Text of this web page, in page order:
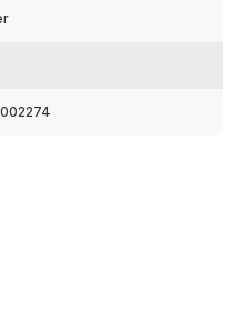
dari merawat kendaraan
Satu kain microfiber